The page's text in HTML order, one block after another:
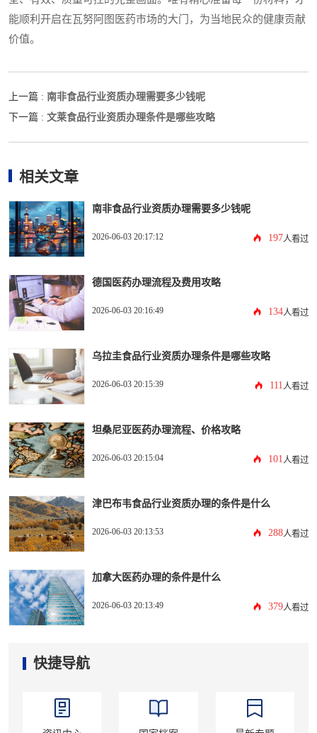
能顺利开启在瓦努阿图医药市场的大门，为当地民众的健康贡献
价值。
上一篇 : 南非食品行业资质办理需要多少钱呢
下一篇 : 文莱食品行业资质办理条件是哪些攻略
相关文章
南非食品行业资质办理需要多少钱呢
2026-06-03 20:17:12 197人看过
德国医药办理流程及费用攻略
2026-06-03 20:16:49 134人看过
乌拉圭食品行业资质办理条件是哪些攻略
2026-06-03 20:15:39 111 人看过
坦桑尼亚医药办理流程、价格攻略
2026-06-03 20:15:04 101 人看过
津巴布韦食品行业资质办理的条件是什么
2026-06-03 20:13:53 288人看过
加拿大医药办理的条件是什么
2026-06-03 20:13:49 379人看过
快捷导航